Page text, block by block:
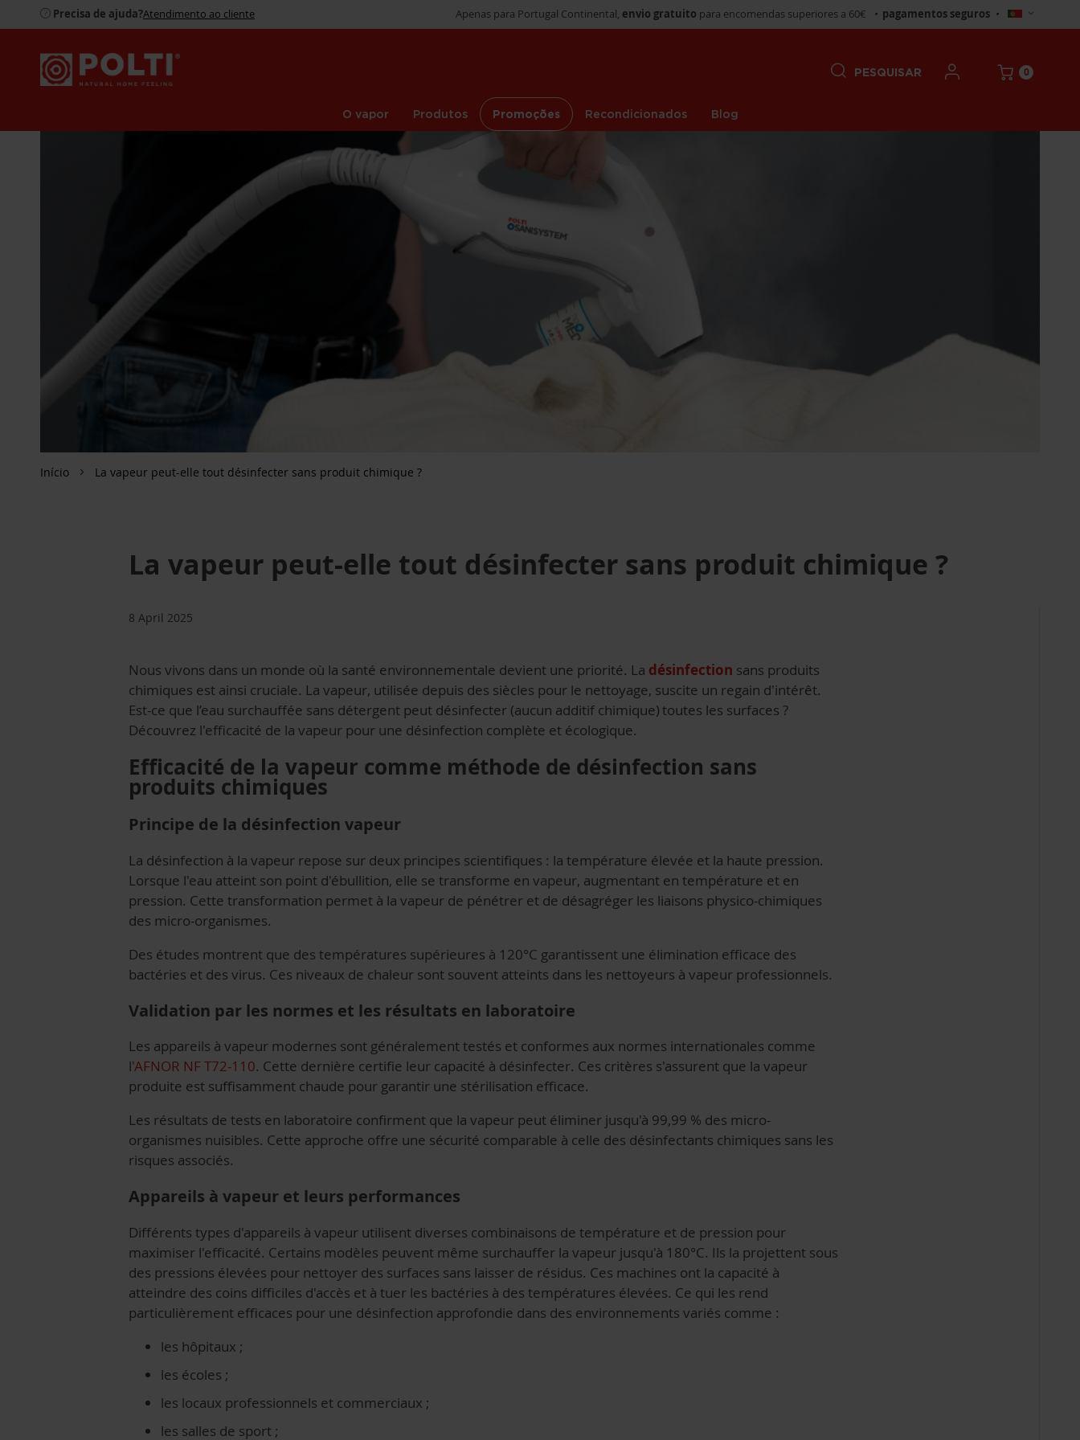
Precisa de ajuda?Atendimento ao cliente Apenas para Portugal Continental, envio gratuito para encomendas superiores a 60€ • pagamentos seguros •
Selecionar
Loja
O vapor Produtos Promoções Recondicionados Blog
PESQUISAR 0
Início La vapeur peut-elle tout désinfecter sans produit chimique ?
La vapeur peut-elle tout désinfecter sans produit chimique ?
8 April 2025
Nous vivons dans un monde où la santé environnementale devient une priorité. La désinfection sans produits
chimiques est ainsi cruciale. La vapeur, utilisée depuis des siècles pour le nettoyage, suscite un regain d'intérêt.
Est-ce que l’eau surchauffée sans détergent peut désinfecter (aucun additif chimique) toutes les surfaces ?
Découvrez l'efficacité de la vapeur pour une désinfection complète et écologique.
Efficacité de la vapeur comme méthode de désinfection sans
produits chimiques
Principe de la désinfection vapeur
La désinfection à la vapeur repose sur deux principes scientifiques : la température élevée et la haute pression.
Lorsque l'eau atteint son point d'ébullition, elle se transforme en vapeur, augmentant en température et en
pression. Cette transformation permet à la vapeur de pénétrer et de désagréger les liaisons physico-chimiques
des micro-organismes.
Des études montrent que des températures supérieures à 120°C garantissent une élimination efficace des
bactéries et des virus. Ces niveaux de chaleur sont souvent atteints dans les nettoyeurs à vapeur professionnels.
Validation par les normes et les résultats en laboratoire
Les appareils à vapeur modernes sont généralement testés et conformes aux normes internationales comme
l'AFNOR NF T72-110. Cette dernière certifie leur capacité à désinfecter. Ces critères s'assurent que la vapeur
produite est suffisamment chaude pour garantir une stérilisation efficace.
Les résultats de tests en laboratoire confirment que la vapeur peut éliminer jusqu'à 99,99 % des micro-
organismes nuisibles. Cette approche offre une sécurité comparable à celle des désinfectants chimiques sans les
risques associés.
Appareils à vapeur et leurs performances
Différents types d'appareils à vapeur utilisent diverses combinaisons de température et de pression pour
maximiser l'efficacité. Certains modèles peuvent même surchauffer la vapeur jusqu'à 180°C. Ils la projettent sous
des pressions élevées pour nettoyer des surfaces sans laisser de résidus. Ces machines ont la capacité à
atteindre des coins difficiles d'accès et à tuer les bactéries à des températures élevées. Ce qui les rend
particulièrement efficaces pour une désinfection approfondie dans des environnements variés comme :
les hôpitaux ;
les écoles ;
les locaux professionnels et commerciaux ;
les salles de sport ;